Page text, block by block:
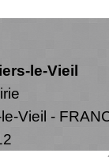
le-Vieil
Vieil -